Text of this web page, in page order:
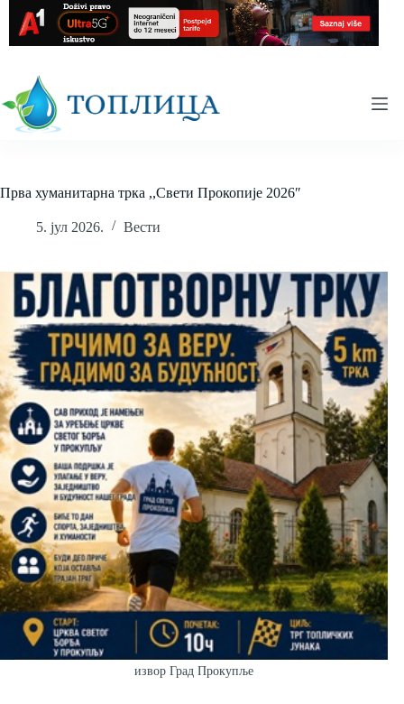
content
Прва хуманитарна трка ,,Свети Прокопије 2026″
5. јул 2026. Вести
извор Град Прокупље